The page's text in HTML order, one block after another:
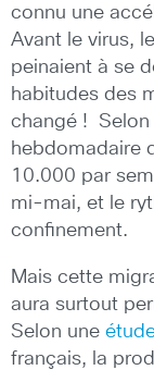
connu une
Avant le virus,
peinaient à se
habitudes des
changé ! Selon
hebdomadaire
10.000 par
mi-mai, et le
confinement.
Mais cette
aura surtout
Selon une
français, la